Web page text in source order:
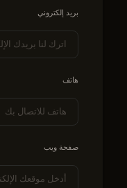
بريد إلكتروني
هاتف
صفحة ويب